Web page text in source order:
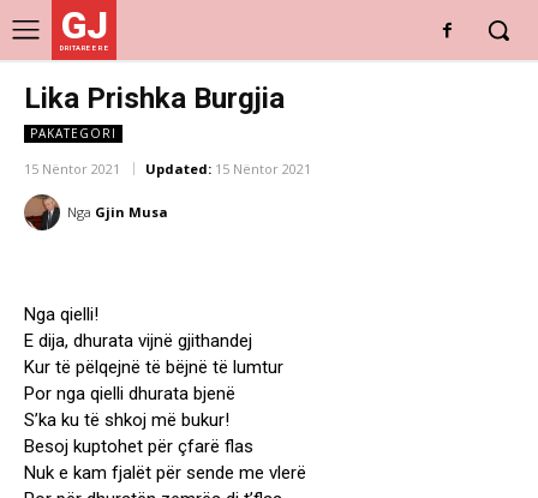
GJ
DRITARE E RE
Lika Prishka Burgjia
PAKATEGORI
15 Nëntor 2021 Updated: 15 Nëntor 2021
Nga Gjin Musa
Nga qielli!
E dija, dhurata vijnë gjithandej
Kur të pëlqejnë të bëjnë të lumtur
Por nga qielli dhurata bjenë
S’ka ku të shkoj më bukur!
Besoj kuptohet për çfarë flas
Nuk e kam fjalët për sende me vlerë